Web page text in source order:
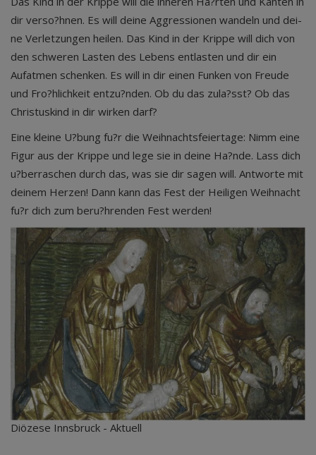
dir verso?hnen. Es will deine Aggressionen wandeln und dei-
ne Verletzungen heilen. Das Kind in der Krippe will dich von
den schweren Lasten des Lebens entlasten und dir ein
Aufatmen schenken. Es will in dir einen Funken von Freude
und Fro?hlichkeit entzu?nden. Ob du das zula?sst? Ob das
Christuskind in dir wirken darf?
Eine kleine U?bung fu?r die Weihnachtsfeiertage: Nimm eine
Figur aus der Krippe und lege sie in deine Ha?nde. Lass dich
u?berraschen durch das, was sie dir sagen will. Antworte mit
deinem Herzen! Dann kann das Fest der Heiligen Weihnacht
fu?r dich zum beru?hrenden Fest werden!
Diözese Innsbruck - Aktuell